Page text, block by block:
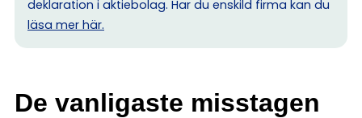
deklaration i aktiebolag. Har du enskild firma kan du
läsa mer här.
De vanligaste misstagen